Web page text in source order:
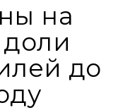
на
до